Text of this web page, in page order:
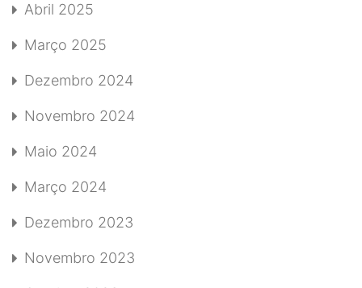
Abril 2025
Março 2025
Dezembro 2024
Novembro 2024
Maio 2024
Março 2024
Dezembro 2023
Novembro 2023